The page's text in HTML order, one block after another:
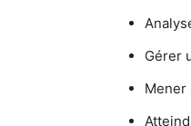
Gérer
Mener